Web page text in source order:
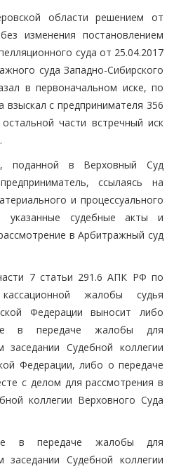
области решением от
изменения постановлением
суда от 25.04.2017
суда Западно-Сибирского
в первоначальном иске, по
с предпринимателя 356
части встречный иск
поданной в Верховный Суд
ссылаясь на
и процессуального
указанные судебные акты и
в Арбитражный суд
7 статьи 291.6 АПК РФ по
жалобы судья
Федерации выносит либо
в передаче жалобы для
заседании Судебной коллегии
Федерации, либо о передаче
с делом для рассмотрения в
коллегии Верховного Суда
в передаче жалобы для
заседании Судебной коллегии